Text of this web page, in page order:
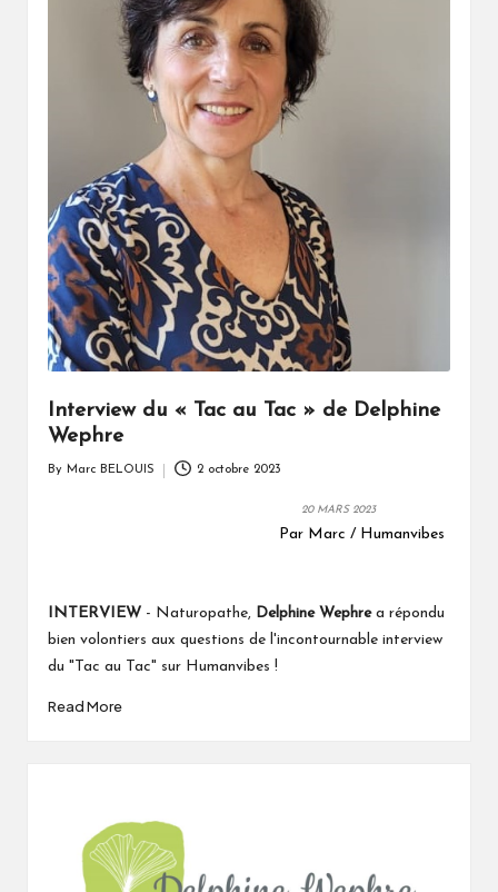
Interview du « Tac au Tac » de Delphine
Wephre
By Marc BELOUIS 2 octobre 2023
20 MARS 2023
Par Marc / Humanvibes
INTERVIEW - Naturopathe,Delphine Wephre a répondu
bien volontiers aux questions de l'incontournable interview
du "Tac au Tac" sur Humanvibes !
Read More